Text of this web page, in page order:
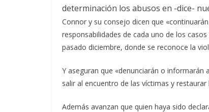
determinación los abusos en -dice-
Connor y su consejo dicen que
responsabilidades de cada uno de los
pasado diciembre, donde se reconoce la
Y aseguran que «denunciarán o informarán
salir al encuentro de las víctimas y restaurar
Además avanzan que quien haya sido